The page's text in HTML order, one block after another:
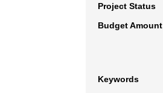
Project Status
Budget Amount
Keywords